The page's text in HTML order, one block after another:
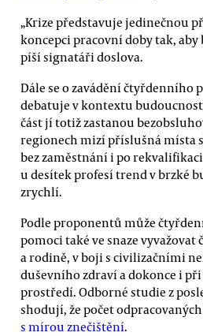
„Krize představuje jedinečnou
koncepci pracovní doby tak, aby
píší signatáři doslova.
Dále se o zavádění čtyřdenního
debatuje v kontextu
část jí totiž zastanou
regionech mizí příslušná místa
bez zaměstnání i po
u desítek profesí trend v brzké
zrychlí.
Podle proponentů může
pomoci také ve snaze vyvažovat
a rodině, v boji s civilizačními
duševního zdraví a dokonce i
prostředí. Odborné studie z
shodují, že počet
s mírou znečištění.